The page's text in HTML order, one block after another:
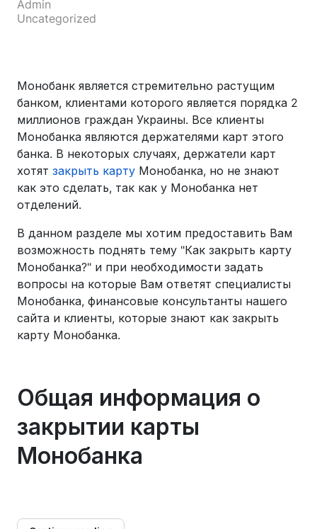
Admin
Uncategorized
Монобанк является стремительно растущим
банком, клиентами которого является порядка 2
миллионов граждан Украины. Все клиенты
Монобанка являются держателями карт этого
банка. В некоторых случаях, держатели карт
хотят закрыть карту Монобанка, но не знают
как это сделать, так как у Монобанка нет
отделений.
В данном разделе мы хотим предоставить Вам
возможность поднять тему "Как закрыть карту
Монобанка?" и при необходимости задать
вопросы на которые Вам ответят специалисты
Монобанка, финансовые консультанты нашего
сайта и клиенты, которые знают как закрыть
карту Монобанка.
Общая информация о
закрытии карты
Монобанка